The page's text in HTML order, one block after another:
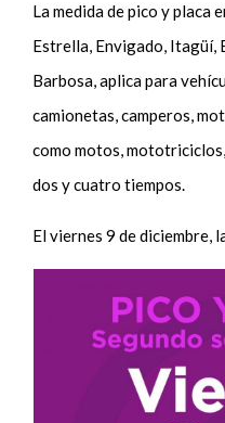
La medida de pico y placa
Estrella, Envigado, Itagüí,
Barbosa, aplica para
camionetas, camperos,
como motos,
dos y cuatro tiempos.
El viernes 9 de diciembre,